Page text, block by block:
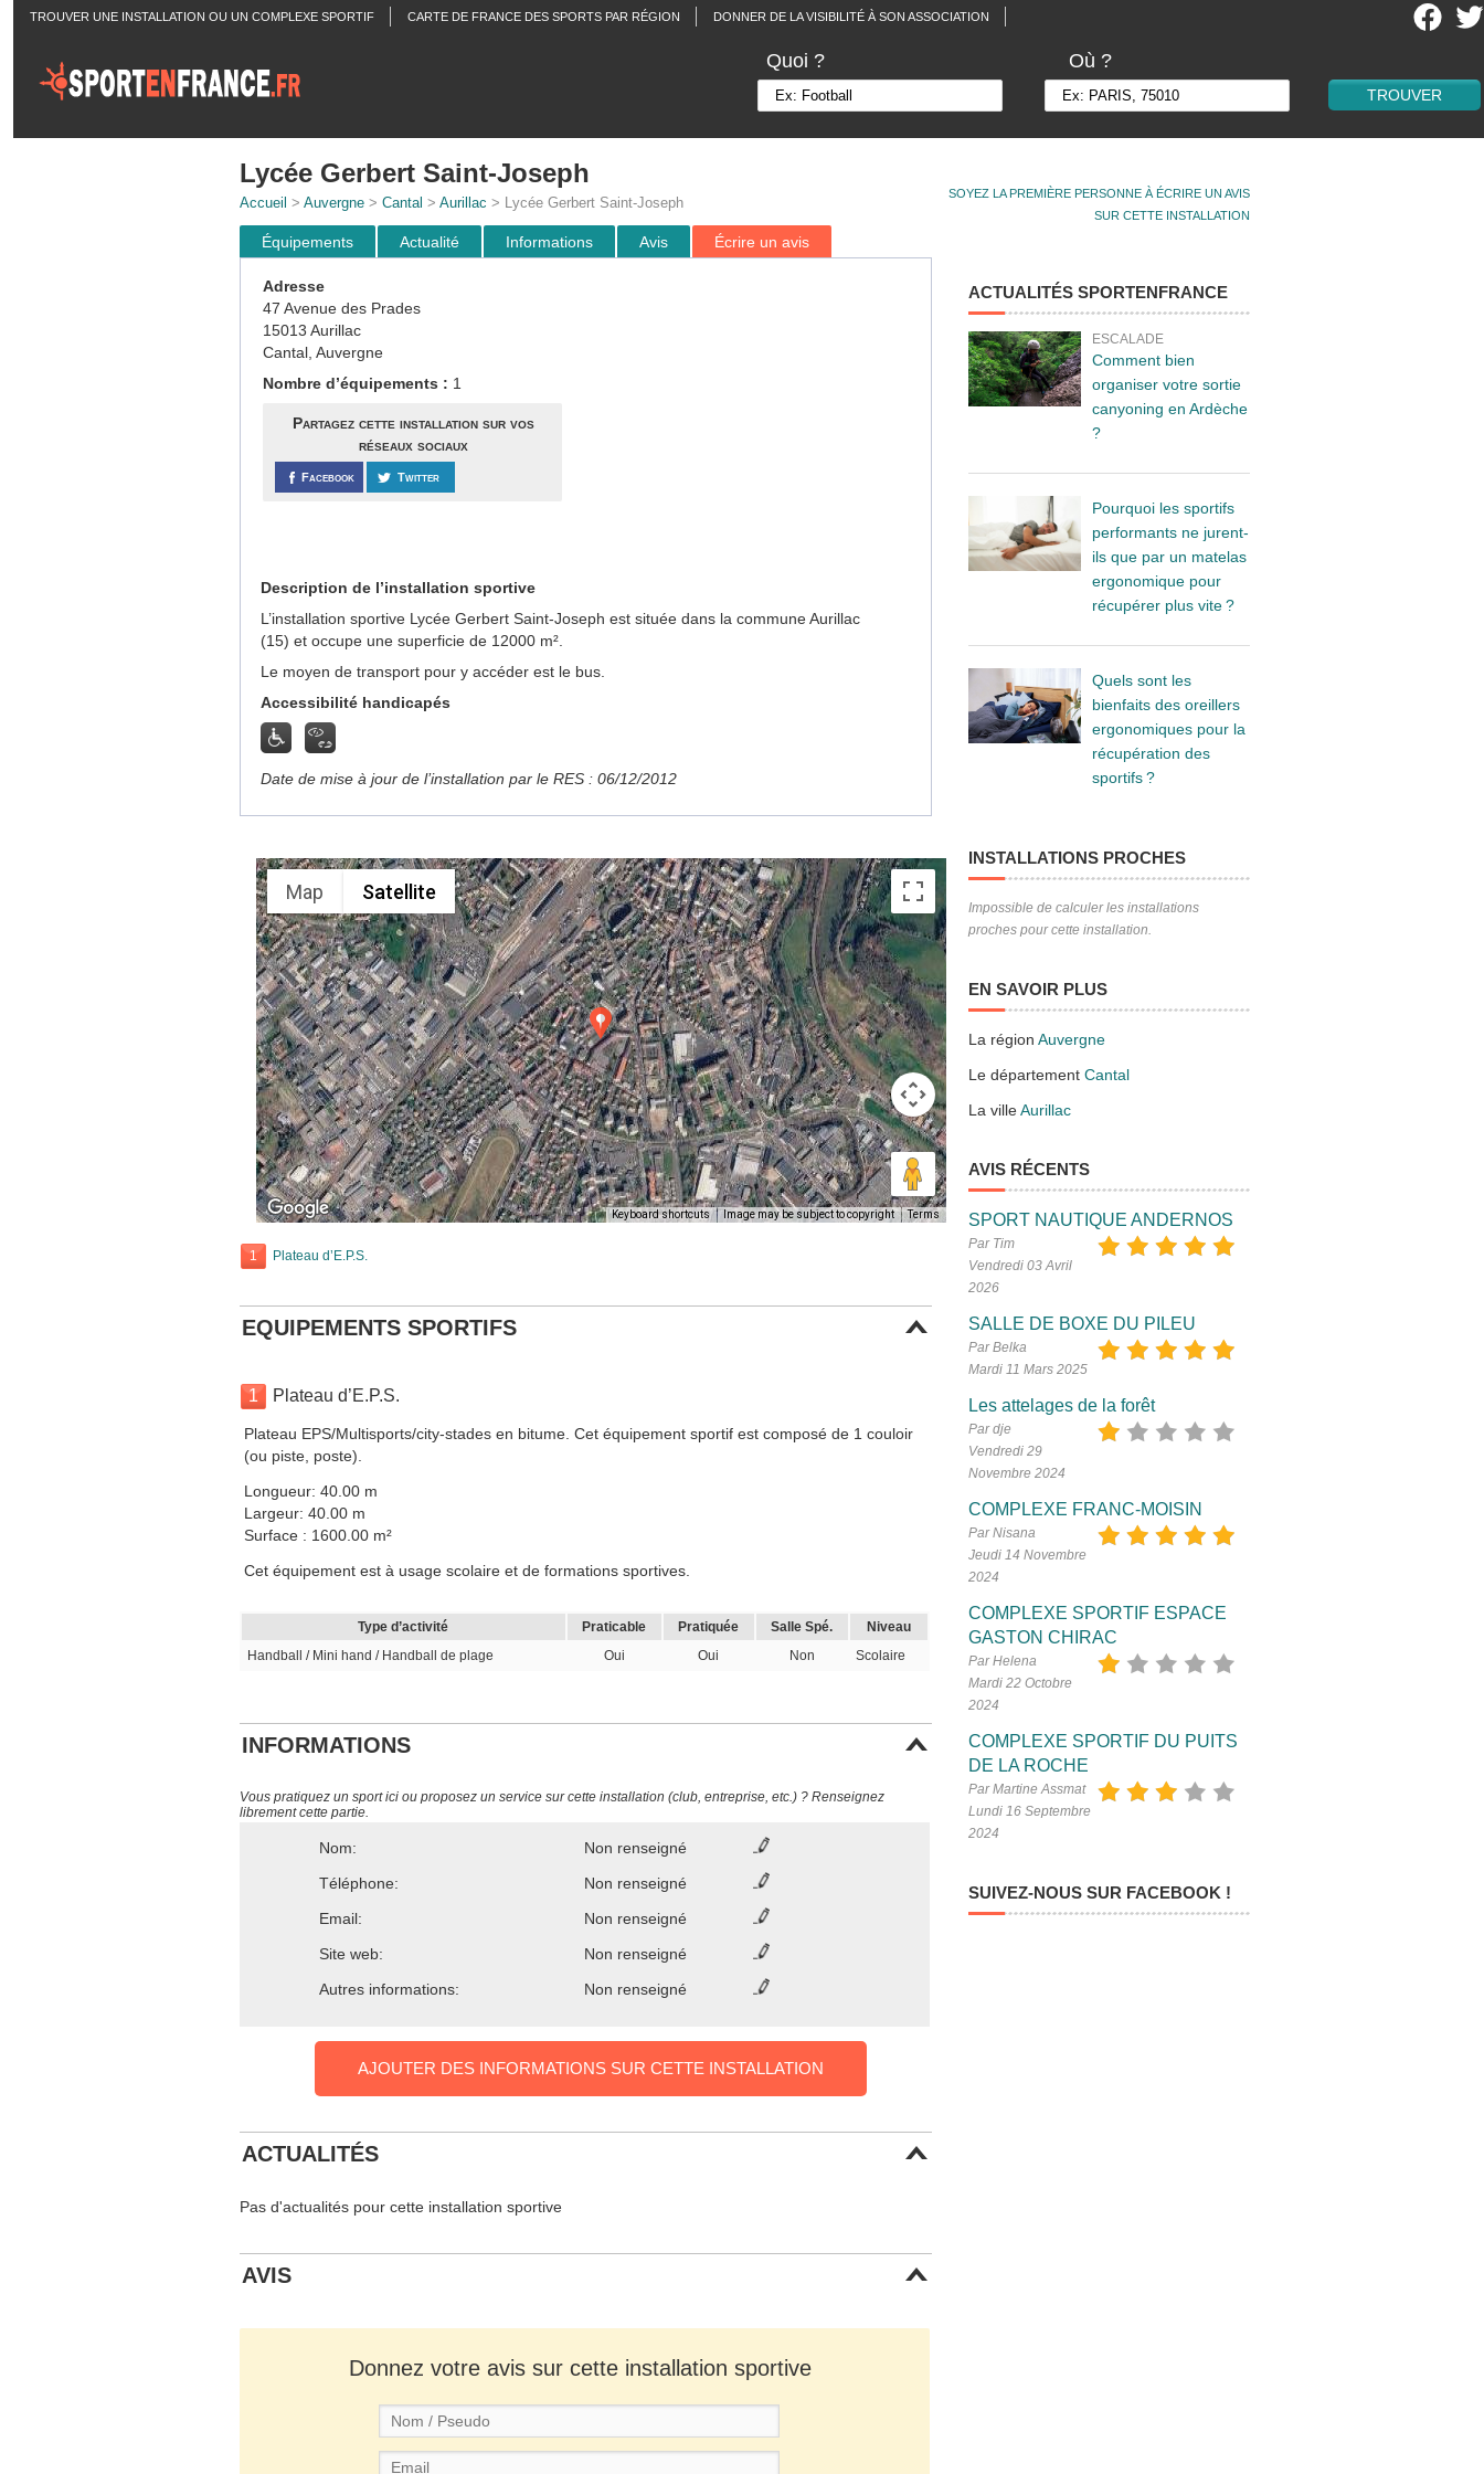
TROUVER UNE INSTALLATION OU UN COMPLEXE SPORTIF CARTE DE FRANCE DES SPORTS PAR RÉGION DONNER DE LA VISIBILITÉ À SON ASSOCIATION
Quoi ? Où ?
SOYEZ LA PREMIÈRE PERSONNE À ÉCRIRE UN AVIS
SUR CETTE INSTALLATION
Lycée Gerbert Saint-Joseph
Accueil > Auvergne> Cantal > Aurillac > Lycée Gerbert Saint-Joseph
Équipements Actualité Informations Avis Écrire un avis
Adresse
47 Avenue des Prades
15013 Aurillac
Cantal, Auvergne
Nombre d’équipements : 1
Partagez cette installation sur vos
réseaux sociaux
Facebook Twitter
Description de l’installation sportive
L’installation sportive Lycée Gerbert Saint-Joseph est située dans la commune Aurillac
(15) et occupe une superficie de 12000 m².
Le moyen de transport pour y accéder est le bus.
Accessibilité handicapés
Date de mise à jour de l’installation par le RES : 06/12/2012
Map Satellite
Keyboard shortcuts Image may be subject to copyright Terms
1 Plateau d’E.P.S.
EQUIPEMENTS SPORTIFS
1 Plateau d’E.P.S.
Plateau EPS/Multisports/city-stades en bitume. Cet équipement sportif est composé de 1 couloir
(ou piste, poste).
Longueur: 40.00 m
Largeur: 40.00 m
Surface : 1600.00 m²
Cet équipement est à usage scolaire et de formations sportives.
Type d’activité Praticable Pratiquée Salle Spé.
Niveau
Handball / Mini hand / Handball de plage
Oui Oui Non Scolaire
INFORMATIONS
Vous pratiquez un sport ici ou proposez un service sur cette installation (club, entreprise, etc.) ? Renseignez
librement cette partie.
Nom:
Non renseigné
Téléphone:
Non renseigné
Email:
Non renseigné
Site web:
Non renseigné
Autres informations:
Non renseigné
AJOUTER DES INFORMATIONS SUR CETTE INSTALLATION
ACTUALITÉS
Pas d'actualités pour cette installation sportive
AVIS
Donnez votre avis sur cette installation sportive
ACTUALITÉS SPORTENFRANCE
ESCALADE
Comment bien
organiser votre sortie
canyoning en Ardèche
?
Pourquoi les sportifs
performants ne jurent-
ils que par un matelas
ergonomique pour
récupérer plus vite ?
Quels sont les
bienfaits des oreillers
ergonomiques pour la
récupération des
sportifs ?
INSTALLATIONS PROCHES
Impossible de calculer les installations
proches pour cette installation.
EN SAVOIR PLUS
La région Auvergne
Le département Cantal
La villeAurillac
AVIS RÉCENTS
SPORT NAUTIQUE ANDERNOS
Par Tim
Vendredi 03 Avril
2026
SALLE DE BOXE DU PILEU
Par Belka
Mardi 11 Mars 2025
Les attelages de la forêt
Par dje
Vendredi 29
Novembre 2024
COMPLEXE FRANC-MOISIN
Par Nisana
Jeudi 14 Novembre
2024
COMPLEXE SPORTIF ESPACE
GASTON CHIRAC
Par Helena
Mardi 22 Octobre
2024
COMPLEXE SPORTIF DU PUITS
DE LA ROCHE
Par Martine Assmat
Lundi 16 Septembre
2024
SUIVEZ-NOUS SUR FACEBOOK !